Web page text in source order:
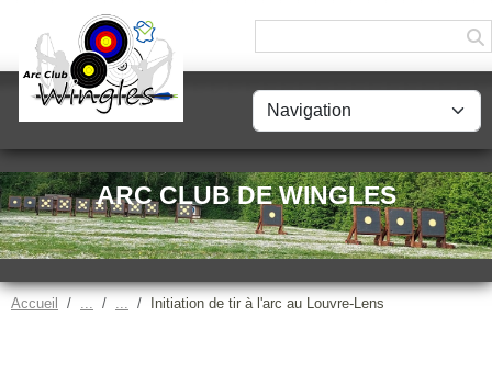
ARC CLUB DE WINGLES
Accueil Initiation de tir à l'arc au Louvre-Lens
Panneau de gestion des cookies